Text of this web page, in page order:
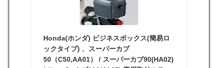
Honda(ホンダ) ビジネスボックス(簡易ロ
ックタイプ) 、スーパーカブ
50（C50,AA01） / スーパーカブ90(HA02)